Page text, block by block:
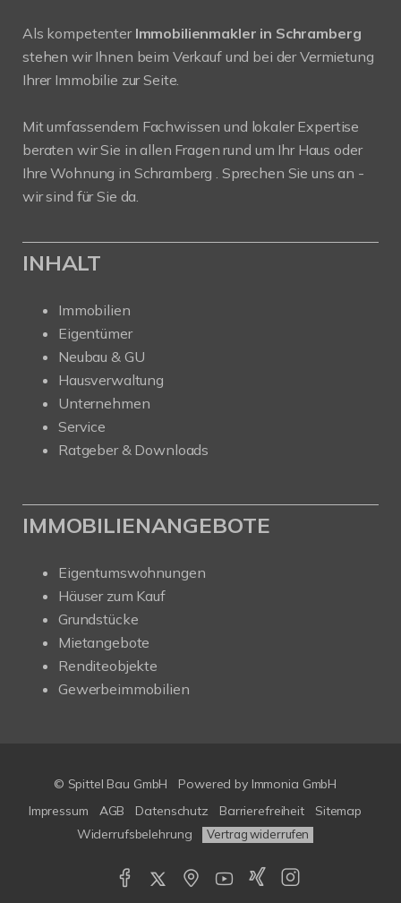
Als kompetenter Immobilienmakler in Schramberg
stehen wir Ihnen beim Verkauf und bei der Vermietung
Ihrer Immobilie zur Seite.
Mit umfassendem Fachwissen und lokaler Expertise
beraten wir Sie in allen Fragen rund um Ihr Haus oder
Ihre Wohnung in Schramberg . Sprechen Sie uns an -
wir sind für Sie da.
INHALT
Immobilien
Eigentümer
Neubau & GU
Hausverwaltung
Unternehmen
Service
Ratgeber & Downloads
IMMOBILIENANGEBOTE
Eigentumswohnungen
Häuser zum Kauf
Grundstücke
Mietangebote
Renditeobjekte
Gewerbeimmobilien
© Spittel Bau GmbH Powered by Immonia GmbH
Impressum
AGB Datenschutz Barrierefreiheit
Sitemap
Widerrufsbelehrung
Vertrag widerrufen